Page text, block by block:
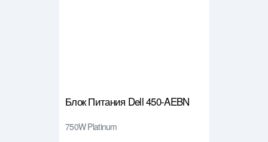
Блок Питания Dell 450-AEBN
750W Platinum